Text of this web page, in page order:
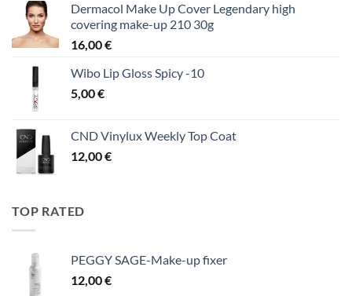
Dermacol Make Up Cover Legendary high
covering make-up 210 30g
16,00€
Wibo Lip Gloss Spicy -10
5,00€
CND Vinylux Weekly Top Coat
12,00€
TOP RATED
PEGGY SAGE-Make-up fixer
12,00€